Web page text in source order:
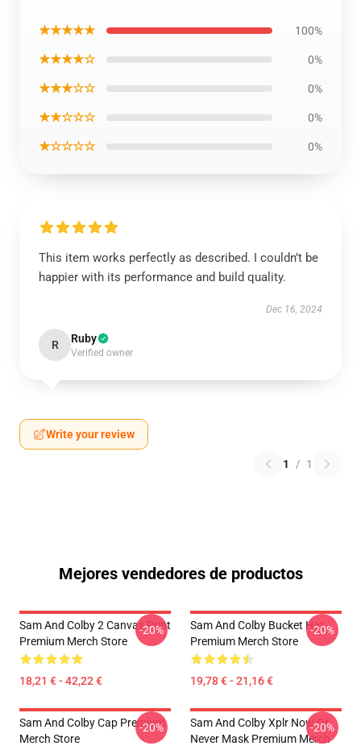
★★★★★ 100%
★★★★☆ 0%
★★★☆☆ 0%
★★☆☆☆ 0%
★☆☆☆☆ 0%
This item works perfectly as described. I couldn’t be
happier with its performance and build quality.
Dec 16, 2024
R Ruby
Verified owner
Write your review
1 / 1
Mejores vendedores de productos
Sam And Colby 2 Canvas Print
Premium Merch Store
18,21 € - 42,22 €
-20%
Sam And Colby Bucket Hat
Premium Merch Store
19,78 € - 21,16 €
-20%
Sam And Colby Cap Premium
Merch Store
-20%
Sam And Colby Xplr Now Or
Never Mask Premium Merch
-20%